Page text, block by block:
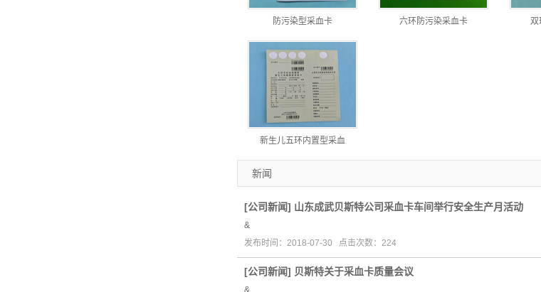
防污染型采血卡 六环防污染采血卡 双
新生儿五环内置型采血
新闻
[公司新闻] 山东成武贝斯特公司采血卡车间举行安全生产月活动
&
发布时间：2018-07-30 点击次数：224
[公司新闻] 贝斯特关于采血卡质量会议
&